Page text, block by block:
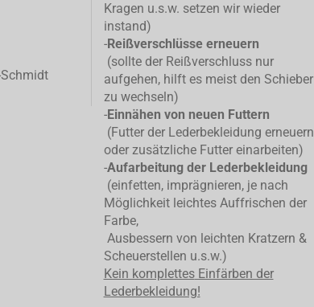
Kragen u.s.w. setzen wir wieder
instand)
-Reißverschlüsse erneuern
(sollte der Reißverschluss nur
aufgehen, hilft es meist den Schieber
zu wechseln)
-Einnähen von neuen Futtern
(Futter der Lederbekleidung erneuern
oder zusätzliche Futter einarbeiten)
-Aufarbeitung der Lederbekleidung
(einfetten, imprägnieren, je nach
Möglichkeit leichtes Auffrischen der
Farbe,
Ausbessern von leichten Kratzern &
Scheuerstellen u.s.w.)
Kein komplettesEinfärben der
Lederbekleidung!